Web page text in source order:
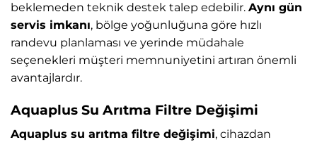
beklemeden teknik destek talep edebilir. Aynı gün
servis imkanı, bölge yoğunluğuna göre hızlı
randevu planlaması ve yerinde müdahale
seçenekleri müşteri memnuniyetini artıran önemli
avantajlardır.
Aquaplus Su Arıtma Filtre Değişimi
Aquaplus su arıtma filtre değişimi, cihazdan